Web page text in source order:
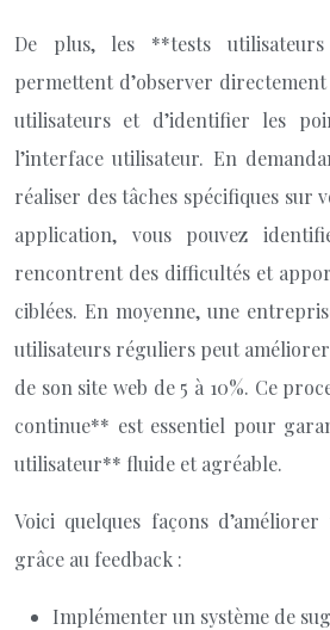
De plus, les **tests
permettent d’observer
utilisateurs et d’identifier les
l’interface utilisateur. En
réaliser des tâches spécifiques sur
application, vous pouvez
rencontrent des difficultés et
ciblées. En moyenne, une
utilisateurs réguliers peut
de son site web de 5 à 10%. Ce
continue** est essentiel pour
utilisateur** fluide et agréable.
Voici quelques façons
grâce au feedback :
Implémenter un système de